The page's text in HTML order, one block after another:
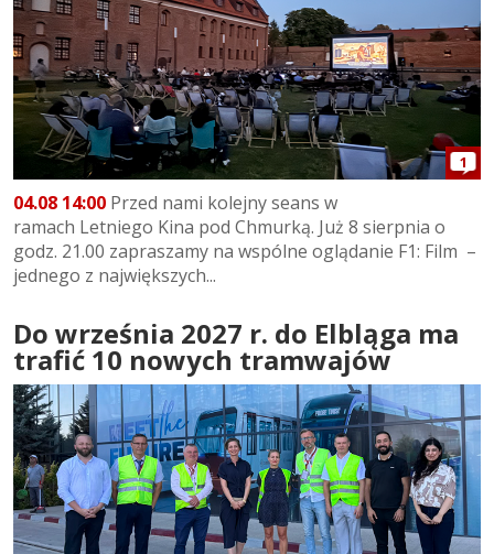
1
04.08 14:00 Przed nami kolejny seans w
ramach Letniego Kina pod Chmurką. Już 8 sierpnia o
godz. 21.00 zapraszamy na wspólne oglądanie F1: Film –
jednego z największych...
Do września 2027 r. do Elbląga ma
trafić 10 nowych tramwajów